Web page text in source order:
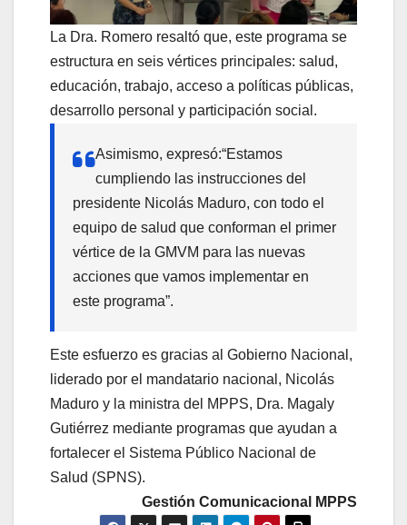
La Dra. Romero resaltó que, este programa se
estructura en seis vértices principales: salud,
educación, trabajo, acceso a políticas públicas,
desarrollo personal y participación social.
Nutrition Gummies
2023 US Study: Acv Keto Gummies for Weight
Loss Gaining Traction Among Florida’s Fitness
Enthusiasts
2023 Weight Loss Unwrapped: Discovering the
Impact of Shark Tank Keto Gummies
2024 Consumer Warning: Keto+ACV Gummies
Scam Hits Seniors Hard, Zero Pounds Lost
2024 Transformation: Chrissy Metz’s Weight
Loss Inspires Thousands to Embrace Health
2024’s Top 5 Apple Cider Vinegar Weight Loss
Facts to Know
2024’s Top 5 Ways to Use Apple Vinegar in
Weight Loss
2024’s Top Choice: XtremeFit Keto ACV
Asimismo, expresó:“Estamos
cumpliendo las instrucciones del
presidente Nicolás Maduro, con todo el
equipo de salud que conforman el primer
vértice de la GMVM para las nuevas
acciones que vamos implementar en
este programa”.
Este esfuerzo es gracias al Gobierno Nacional,
liderado por el mandatario nacional, Nicolás
Maduro y la ministra del MPPS, Dra. Magaly
Gutiérrez mediante programas que ayudan a
fortalecer el Sistema Público Nacional de
Salud (SPNS).
Gestión Comunicacional MPPS